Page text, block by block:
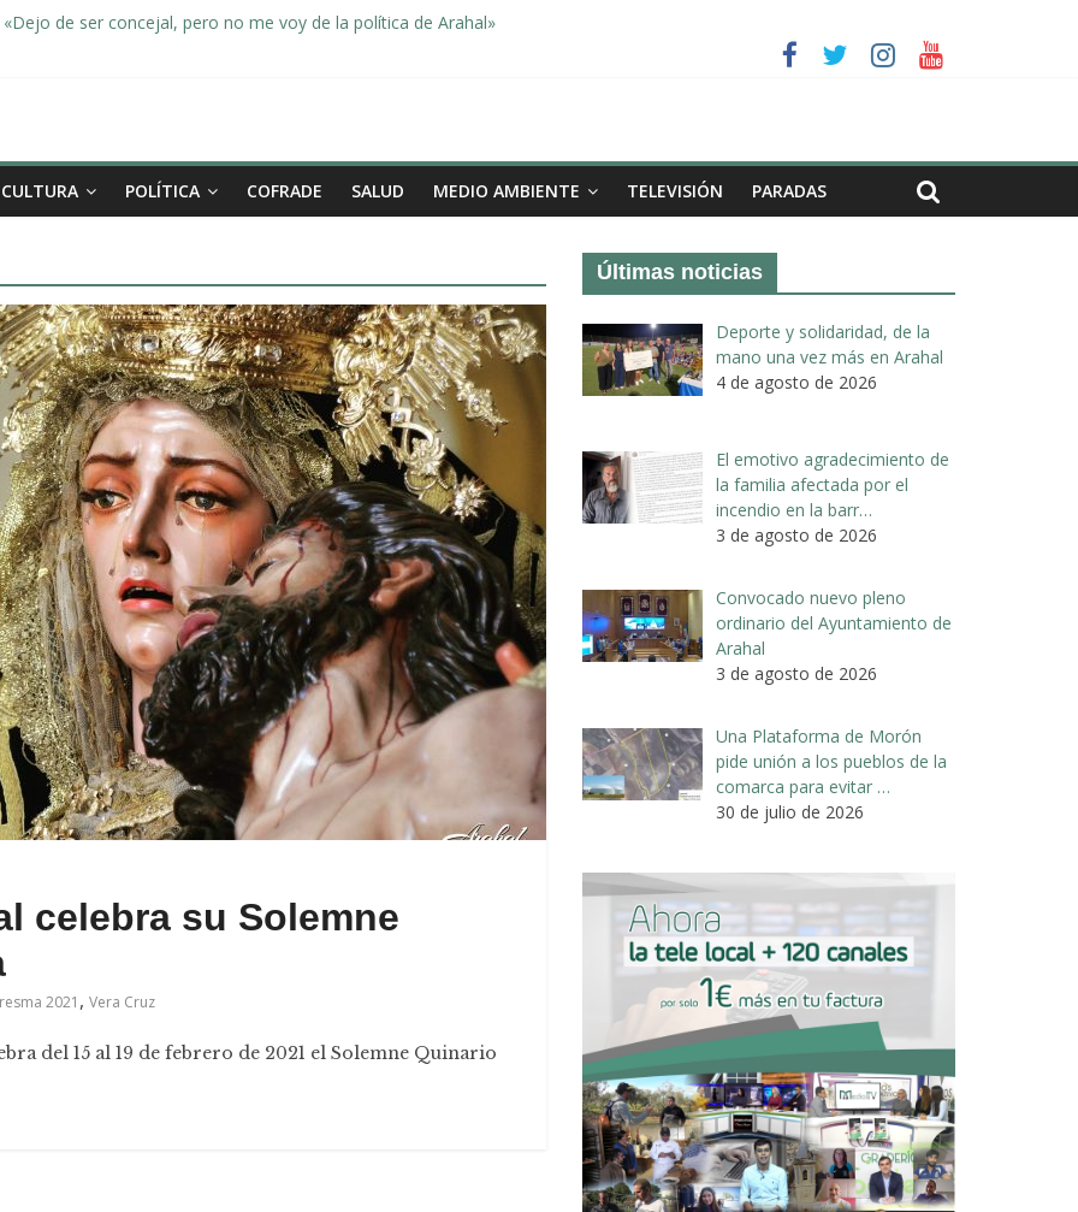
de ser concejal, pero no me voy de la política de Arahal»
CULTURA POLÍTICA COFRADE SALUD MEDIO AMBIENTE TELEVISIÓN PARADAS
celebra su Solemne
2021 , Vera Cruz
del 15 al 19 de febrero de 2021 el Solemne Quinario
Últimas noticias
Deporte y solidaridad, de la
mano una vez más en Arahal
4 de agosto de 2026
El emotivo agradecimiento de
la familia afectada por el
incendio en la barr…
3 de agosto de 2026
Convocado nuevo pleno
ordinario del Ayuntamiento de
Arahal
3 de agosto de 2026
Una Plataforma de Morón
pide unión a los pueblos de la
comarca para evitar …
30 de julio de 2026